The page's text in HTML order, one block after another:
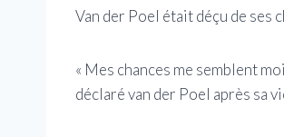
Van der Poel était déçu de ses
« Mes chances me semblent
déclaré van der Poel après sa